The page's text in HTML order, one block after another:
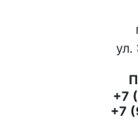
ул.
+7
+7